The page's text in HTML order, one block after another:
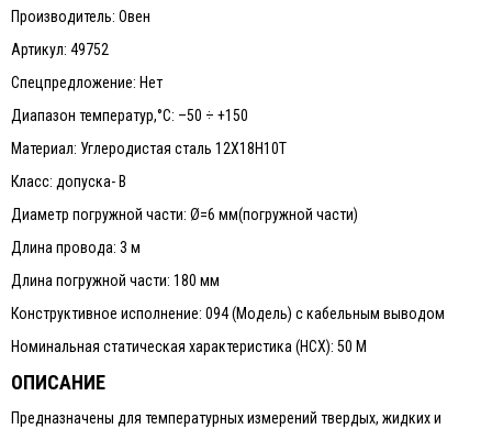
Производитель: Овен
Артикул: 49752
Спецпредложение: Нет
Диапазон температур,°С: –50 ÷ +150
Материал: Углеродистая сталь 12Х18Н10Т
Класс: допуска- В
Диаметр погружной части: Ø=6 мм(погружной части)
Длина провода: 3 м
Длина погружной части: 180 мм
Конструктивное исполнение: 094 (Модель) с кабельным выводом
Номинальная статическая характеристика (НСХ): 50 М
ОПИСАНИЕ
Предназначены для температурных измерений твердых, жидких и